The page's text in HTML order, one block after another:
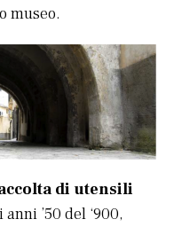
museo.
di utensili
’50 del ‘900,